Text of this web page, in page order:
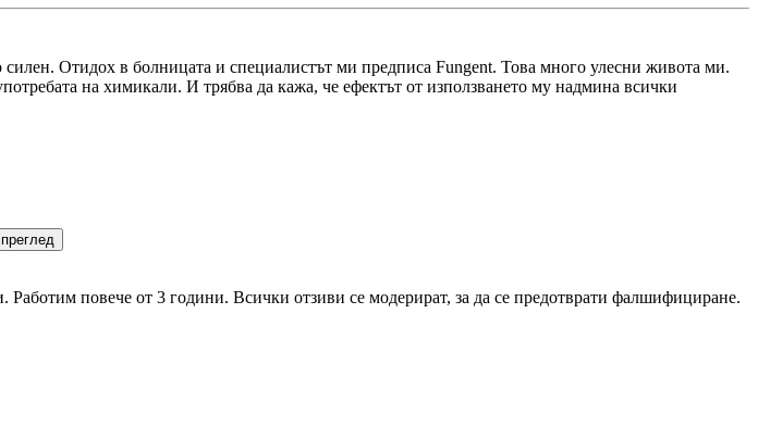
Отидох в болницата и специалистът ми предписа Fungent. Това много улесни живота ми.
на химикали. И трябва да кажа, че ефектът от използването му надмина всички
Работим повече от 3 години. Всички отзиви се модерират, за да се предотврати фалшифициране.